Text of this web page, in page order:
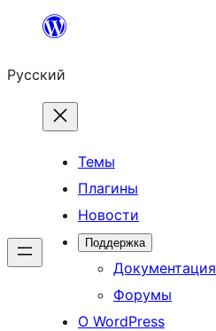
Перейти
содержимому
Русский
Темы
Плагины
Новости
Поддержка
Документация
Форумы
О WordPress